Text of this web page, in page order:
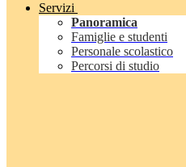
Servizi
Panoramica
Famiglie e studenti
Personale scolastico
Percorsi di studio